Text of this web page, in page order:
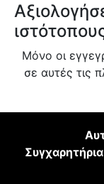
Μόνο οι
σε αυτές τις